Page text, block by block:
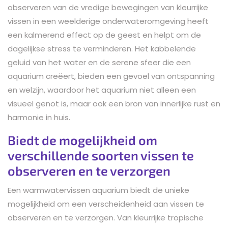
observeren van de vredige bewegingen van kleurrijke
vissen in een weelderige onderwateromgeving heeft
een kalmerend effect op de geest en helpt om de
dagelijkse stress te verminderen. Het kabbelende
geluid van het water en de serene sfeer die een
aquarium creëert, bieden een gevoel van ontspanning
en welzijn, waardoor het aquarium niet alleen een
visueel genot is, maar ook een bron van innerlijke rust en
harmonie in huis.
Biedt de mogelijkheid om
verschillende soorten vissen te
observeren en te verzorgen
Een warmwatervissen aquarium biedt de unieke
mogelijkheid om een verscheidenheid aan vissen te
observeren en te verzorgen. Van kleurrijke tropische